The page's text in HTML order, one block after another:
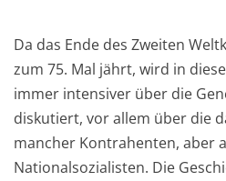
Da das Ende des Zweiten
zum 75. Mal jährt, wird in
immer intensiver über die
diskutiert, vor allem über die
mancher Kontrahenten, aber
Nationalsozialisten. Die